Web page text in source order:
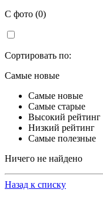
С фото (0)
Сортировать по:
Самые новые
Самые новые
Самые старые
Высокий рейтинг
Низкий рейтинг
Самые полезные
Ничего не найдено
Назад к списку